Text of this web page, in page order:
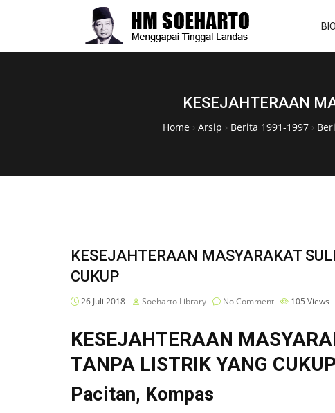
KESEJAHTERAAN
Home › Arsip › Berita 1991-1997 ›
KESEJAHTERAAN MASYARAKAT
CUKUP
26 Juli 2018 Soeharto Library No Comment 105 Views
KESEJAHTERAAN
TANPA LISTRIK YANG CUKUP
Pacitan, Kompas